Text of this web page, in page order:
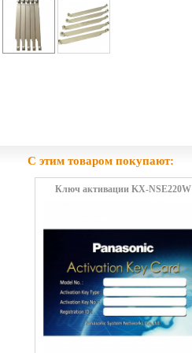
С этим товаром покупают:
Ключ активации KX-NSE220W